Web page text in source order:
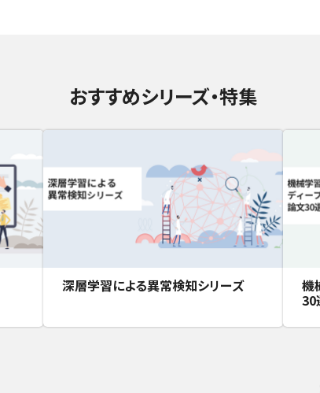
おすすめシリーズ・特集
深層学習による異常検知シリーズ 機
30